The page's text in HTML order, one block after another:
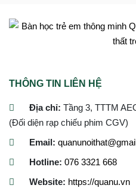
THÔNG TIN LIÊN HỆ
Địa chỉ: Tầng 3, TTTM
(Đối diện rạp chiếu phim CGV)
Email:
Hotline: 076 3321 668
Website: https://quanu.vn